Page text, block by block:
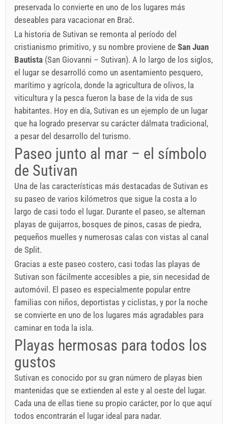
preservada lo convierte en uno de los lugares más
deseables para vacacionar en Brač.
La historia de Sutivan se remonta al período del
cristianismo primitivo, y su nombre proviene de San Juan
Bautista (San Giovanni – Sutivan). A lo largo de los siglos,
el lugar se desarrolló como un asentamiento pesquero,
marítimo y agrícola, donde la agricultura de olivos, la
viticultura y la pesca fueron la base de la vida de sus
habitantes. Hoy en día, Sutivan es un ejemplo de un lugar
que ha logrado preservar su carácter dálmata tradicional,
a pesar del desarrollo del turismo.
Paseo junto al mar – el símbolo
de Sutivan
Una de las características más destacadas de Sutivan es
su paseo de varios kilómetros que sigue la costa a lo
largo de casi todo el lugar. Durante el paseo, se alternan
playas de guijarros, bosques de pinos, casas de piedra,
pequeños muelles y numerosas calas con vistas al canal
de Split.
Gracias a este paseo costero, casi todas las playas de
Sutivan son fácilmente accesibles a pie, sin necesidad de
automóvil. El paseo es especialmente popular entre
familias con niños, deportistas y ciclistas, y por la noche
se convierte en uno de los lugares más agradables para
caminar en toda la isla.
Playas hermosas para todos los
gustos
Sutivan es conocido por su gran número de playas bien
mantenidas que se extienden al este y al oeste del lugar.
Cada una de ellas tiene su propio carácter, por lo que aquí
todos encontrarán el lugar ideal para nadar.